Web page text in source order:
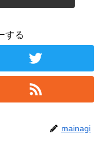
する
mainagi